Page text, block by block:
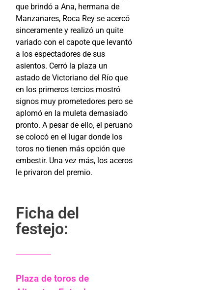
que brindó a Ana, hermana de
Manzanares, Roca Rey se acercó
sinceramente y realizó un quite
variado con el capote que levantó
a los espectadores de sus
asientos. Cerró la plaza un
astado de Victoriano del Río que
en los primeros tercios mostró
signos muy prometedores pero se
aplomó en la muleta demasiado
pronto. A pesar de ello, el peruano
se colocó en el lugar donde los
toros no tienen más opción que
embestir. Una vez más, los aceros
le privaron del premio.
Ficha del
festejo:
Plaza de toros de